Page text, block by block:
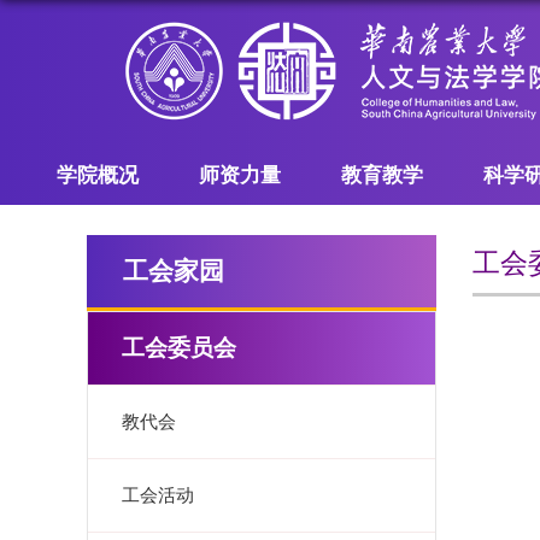
学院概况 师资力量 教育教学 科学
工会家园
工会委员会
教代会
工会活动
工会